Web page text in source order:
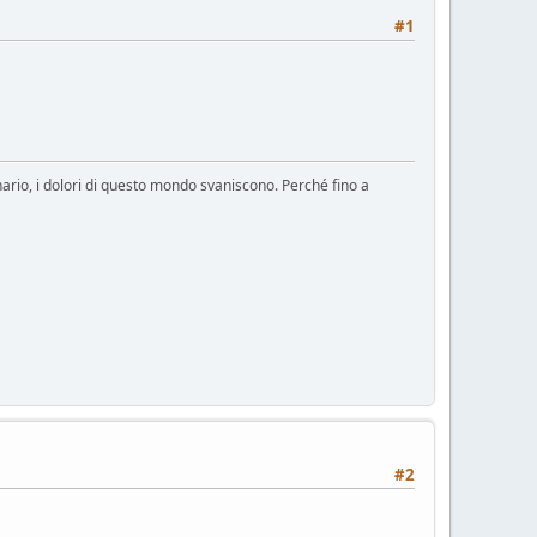
#1
i dolori di questo mondo svaniscono. Perché fino a
#2